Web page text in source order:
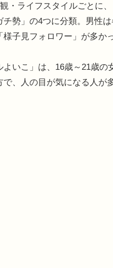
・ライフスタイルごとに
勢」の4つに分類。男性
子見フォロワー」が多かっ
いこ」は、16歳～21歳の
、人の目が気になる人が